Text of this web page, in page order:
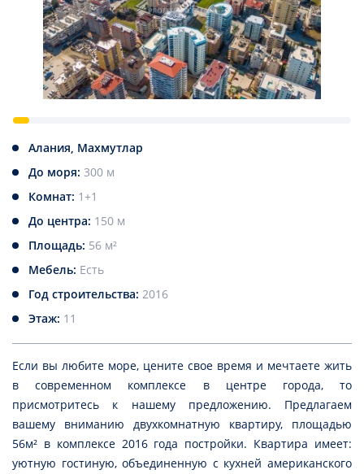
Алания, Махмутлар
До моря: 300 м
Комнат: 1+1
До центра: 150 м
Площадь: 56 м²
Мебель: Есть
Год строительства: 2016
Этаж: 11
Если вы любите море, цените свое время и мечтаете жить
в современном комплексе в центре города, то
присмотритесь к нашему предложению. Предлагаем
вашему вниманию двухкомнатную квартиру, площадью
56м² в комплексе 2016 года постройки. Квартира имеет:
уютную гостиную, объединенную с кухней американского